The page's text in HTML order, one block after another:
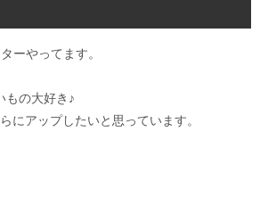
ーやってます。
もの大好き♪
にアップしたいと思っています。